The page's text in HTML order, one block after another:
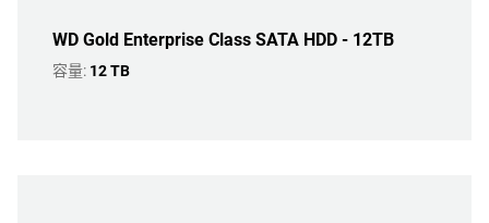
WD Gold Enterprise Class SATA HDD - 12TB
容量: 12 TB